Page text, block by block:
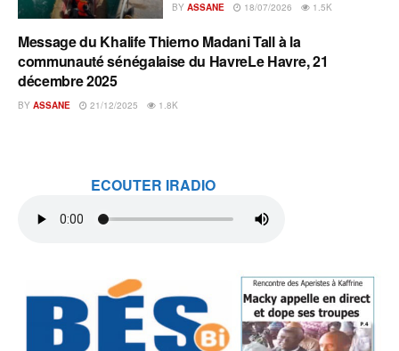
BY ASSANE 18/07/2026 1.5K
A L'INSTANT
Message du Khalife Thierno Madani Tall à la
communauté sénégalaise du HavreLe Havre, 21
décembre 2025
BY ASSANE 21/12/2025 1.8K
ECOUTER IRADIO